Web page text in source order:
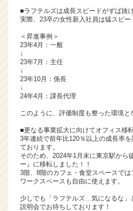
e
e
■ラフテルズは成長スピードがずば抜
実際、23卒の女性新入社員は猛スピー
＜昇進事例＞
23年4月：一般
↓
23年7月：主任
↓
23年10月：係長
↓
24年4月：課長代理
このように、評価制度も整った環境と
■更なる事業拡大に向けてオフィス移
3年連続で前年比120％以上の成長率
ております。
そのため、2024年1月末に東京駅から
ー』に移転しました！！
3階、8階のカフェ・食堂スペースでは
ワークスペースも自由に使えます。
少しでも「ラフテルズ…気になるな」
説明会でお待ちしております！